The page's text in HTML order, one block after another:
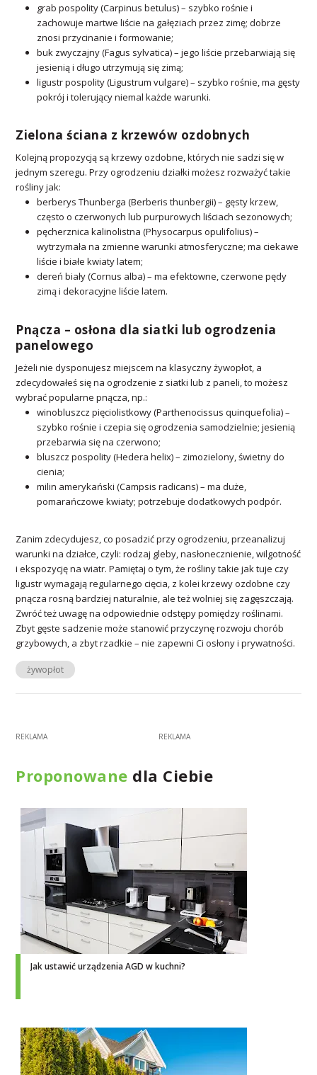
grab pospolity (Carpinus betulus) – szybko rośnie i
zachowuje martwe liście na gałęziach przez zimę; dobrze
znosi przycinanie i formowanie;
buk zwyczajny (Fagus sylvatica) – jego liście przebarwiają się
jesienią i długo utrzymują się zimą;
ligustr pospolity (Ligustrum vulgare) – szybko rośnie, ma gęsty
pokrój i tolerujący niemal każde warunki.
Zielona ściana z krzewów ozdobnych
Kolejną propozycją są krzewy ozdobne, których nie sadzi się w
jednym szeregu. Przy ogrodzeniu działki możesz rozważyć takie
rośliny jak:
berberys Thunberga (Berberis thunbergii) – gęsty krzew,
często o czerwonych lub purpurowych liściach sezonowych;
pęcherznica kalinolistna (Physocarpus opulifolius) –
wytrzymała na zmienne warunki atmosferyczne; ma ciekawe
liście i białe kwiaty latem;
dereń biały (Cornus alba) – ma efektowne, czerwone pędy
zimą i dekoracyjne liście latem.
Pnącza – osłona dla siatki lub ogrodzenia
panelowego
Jeżeli nie dysponujesz miejscem na klasyczny żywopłot, a
zdecydowałeś się na ogrodzenie z siatki lub z paneli, to możesz
wybrać popularne pnącza, np.:
winobluszcz pięciolistkowy (Parthenocissus quinquefolia) –
szybko rośnie i czepia się ogrodzenia samodzielnie; jesienią
przebarwia się na czerwono;
bluszcz pospolity (Hedera helix) – zimozielony, świetny do
cienia;
milin amerykański (Campsis radicans) – ma duże,
pomarańczowe kwiaty; potrzebuje dodatkowych podpór.
Zanim zdecydujesz, co posadzić przy ogrodzeniu, przeanalizuj
warunki na działce, czyli: rodzaj gleby, nasłonecznienie, wilgotność
i ekspozycję na wiatr. Pamiętaj o tym, że rośliny takie jak tuje czy
ligustr wymagają regularnego cięcia, z kolei krzewy ozdobne czy
pnącza rosną bardziej naturalnie, ale też wolniej się zagęszczają.
Zwróć też uwagę na odpowiednie odstępy pomiędzy roślinami.
Zbyt gęste sadzenie może stanowić przyczynę rozwoju chorób
grzybowych, a zbyt rzadkie – nie zapewni Ci osłony i prywatności.
żywopłot
Proponowane dla Ciebie
Jak ustawić urządzenia AGD w kuchni?